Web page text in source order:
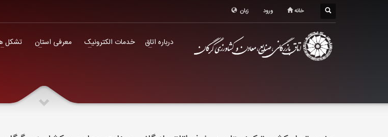
درباره اتاق
خدمات الکترونیک
معرفی استان
تشکل ها
ورود خانه زبان
درباره اتاق خدمات الکترونیک معرفی استان تشکل